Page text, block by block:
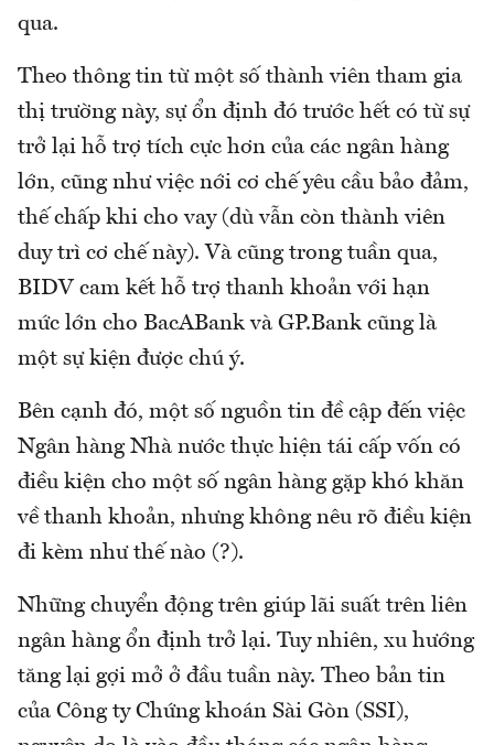
qua.
Theo thông tin từ một số thành viên tham gia
thị trường này, sự ổn định đó trước hết có từ sự
trở lại hỗ trợ tích cực hơn của các ngân hàng
lớn, cũng như việc nới cơ chế yêu cầu bảo đảm,
thế chấp khi cho vay (dù vẫn còn thành viên
duy trì cơ chế này). Và cũng trong tuần qua,
BIDV cam kết hỗ trợ thanh khoản với hạn
mức lớn cho BacABank và GP.Bank cũng là
một sự kiện được chú ý.
Bên cạnh đó, một số nguồn tin đề cập đến việc
Ngân hàng Nhà nước thực hiện tái cấp vốn có
điều kiện cho một số ngân hàng gặp khó khăn
về thanh khoản, nhưng không nêu rõ điều kiện
đi kèm như thế nào (?).
Những chuyển động trên giúp lãi suất trên liên
ngân hàng ổn định trở lại. Tuy nhiên, xu hướng
tăng lại gợi mở ở đầu tuần này. Theo bản tin
của Công ty Chứng khoán Sài Gòn (SSI),